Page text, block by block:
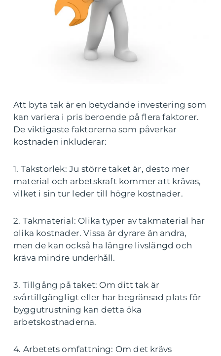
Att byta tak är en betydande investering som
kan variera i pris beroende på flera faktorer.
De viktigaste faktorerna som påverkar
kostnaden inkluderar:
1. Takstorlek: Ju större taket är, desto mer
material och arbetskraft kommer att krävas,
vilket i sin tur leder till högre kostnader.
2. Takmaterial: Olika typer av takmaterial har
olika kostnader. Vissa är dyrare än andra,
men de kan också ha längre livslängd och
kräva mindre underhåll.
3. Tillgång på taket: Om ditt tak är
svårtillgängligt eller har begränsad plats för
byggutrustning kan detta öka
arbetskostnaderna.
4. Arbetets omfattning: Om det krävs